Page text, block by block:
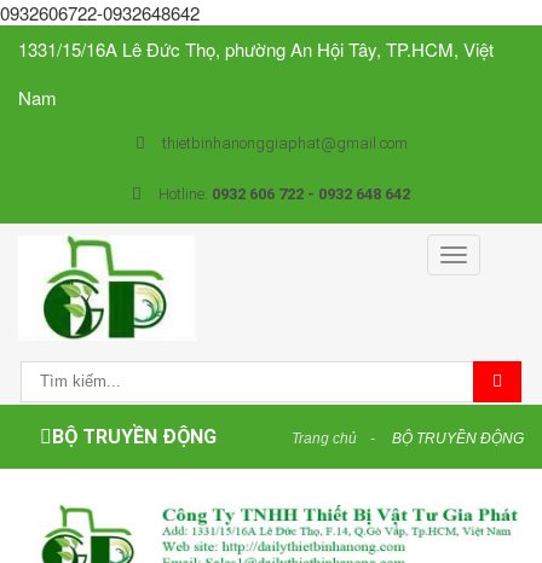
0932606722-0932648642
1331/15/16A Lê Đức Thọ, phường An Hội Tây, TP.HCM, Việt
Nam
thietbinhanonggiaphat@gmail.com
Hotline: 0932 606 722 - 0932 648 642
Toggle
navigation
BỘ TRUYỀN ĐỘNG Trang chủ BỘ TRUYỀN ĐỘNG